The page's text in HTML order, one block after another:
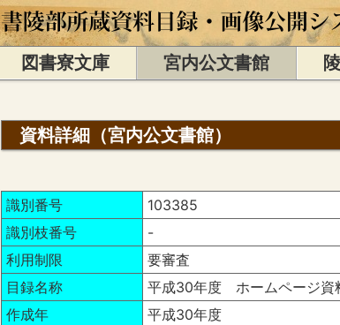
図書寮文庫 宮内公文書館
資料詳細（宮内公文書館）
識別番号
103385
識別枝番号
-
利用制限
要審査
目録名称
平成30年度 ホームページ資
作成年
平成30年度